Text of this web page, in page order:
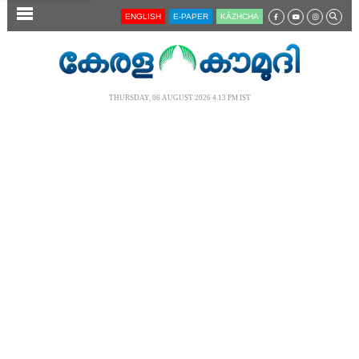
SECTIONS ENGLISH E-PAPER KĀZHCHA
THURSDAY, 06 AUGUST 2026 4.13 PM IST